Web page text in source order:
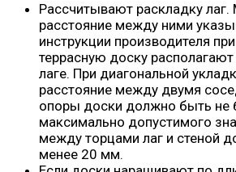
Рассчитывают раскладку
расстояние между ними
инструкции производителя
террасную доску
лаге. При диагональной
расстояние между двумя
опоры доски должно быть не
максимально допустимого
между торцами лаг и стеной
менее 20 мм.